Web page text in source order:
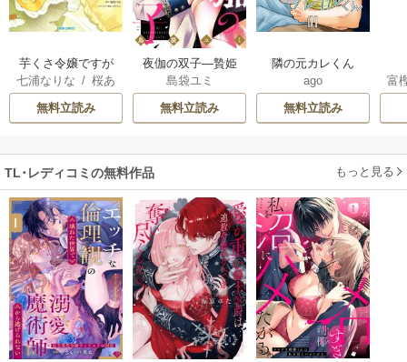
芋くさ令嬢ですが
悪役令息を助けた
ら気に入られまし
た
七浦なりな /桜あ
げは
/ くろでこ
無料立読み
夜伽の双子―贄姫
は二人の王子に愛
される―
島袋ユミ
無料立読み
隣の元カレくん
ago
無料立読み
富
TL･レディコミの無料作品 もっと見る